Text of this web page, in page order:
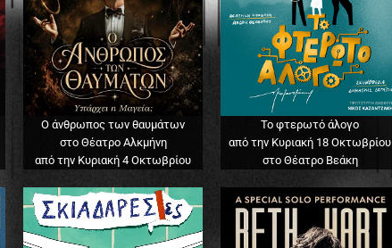
Ο άνθρωπος των θαυμάτων
στο Θέατρο Αλκμήνη
από την Κυριακή 4 Οκτωβρίου
Το φτερωτό άλογο
από την Κυριακή 18 Οκτωβρίου
στο Θέατρο Βεάκη